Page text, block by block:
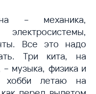
– механика,
Все это надо
Три кита, на
музыка, физика и
хобби летаю на